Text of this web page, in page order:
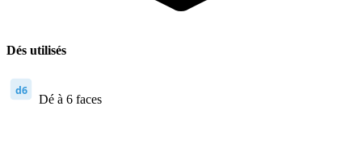
Dés utilisés
d6
Dé à 6 faces